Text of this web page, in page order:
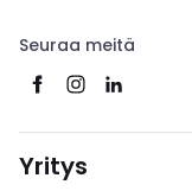
Seuraa meitä
Yritys